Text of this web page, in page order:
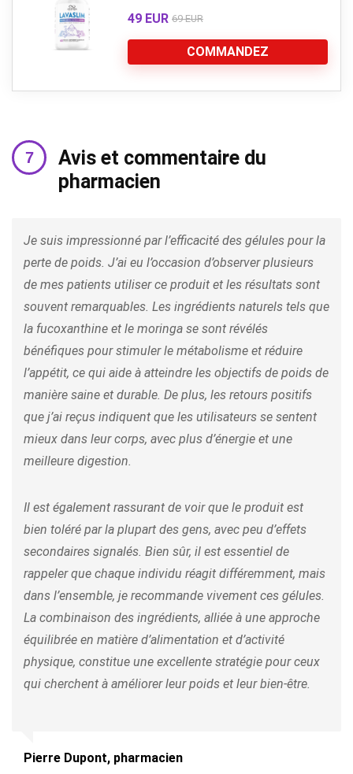
49 EUR 69 EUR
COMMANDEZ
Avis et commentaire du
pharmacien
Je suis impressionné par l’efficacité des gélules pour la
perte de poids. J’ai eu l’occasion d’observer plusieurs
de mes patients utiliser ce produit et les résultats sont
souvent remarquables. Les ingrédients naturels tels que
la fucoxanthine et le moringa se sont révélés
bénéfiques pour stimuler le métabolisme et réduire
l’appétit, ce qui aide à atteindre les objectifs de poids de
manière saine et durable. De plus, les retours positifs
que j’ai reçus indiquent que les utilisateurs se sentent
mieux dans leur corps, avec plus d’énergie et une
meilleure digestion.
Il est également rassurant de voir que le produit est
bien toléré par la plupart des gens, avec peu d’effets
secondaires signalés. Bien sûr, il est essentiel de
rappeler que chaque individu réagit différemment, mais
dans l’ensemble, je recommande vivement ces gélules.
La combinaison des ingrédients, alliée à une approche
équilibrée en matière d’alimentation et d’activité
physique, constitue une excellente stratégie pour ceux
qui cherchent à améliorer leur poids et leur bien-être.
Pierre Dupont, pharmacien